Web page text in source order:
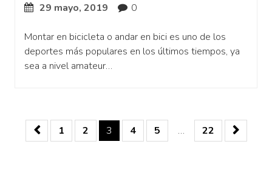
29 mayo, 2019 0
Montar en bicicleta o andar en bici es uno de los
deportes más populares en los últimos tiempos, ya
sea a nivel amateur…
1 2 3 4 5 … 22